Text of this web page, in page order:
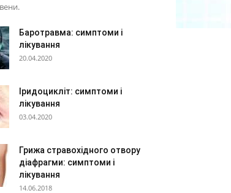
Баротравма: симптоми і
лікування
20.04.2020
Іридоцикліт: симптоми і
лікування
03.04.2020
Грижа стравохідного отвору
діафрагми: симптоми і
лікування
14.06.2018